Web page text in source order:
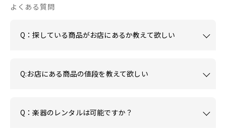
よくある質問
Q：探している商品がお店にあるか教えて欲しい
Q:お店にある商品の値段を教えて欲しい
Q：楽器のレンタルは可能ですか？